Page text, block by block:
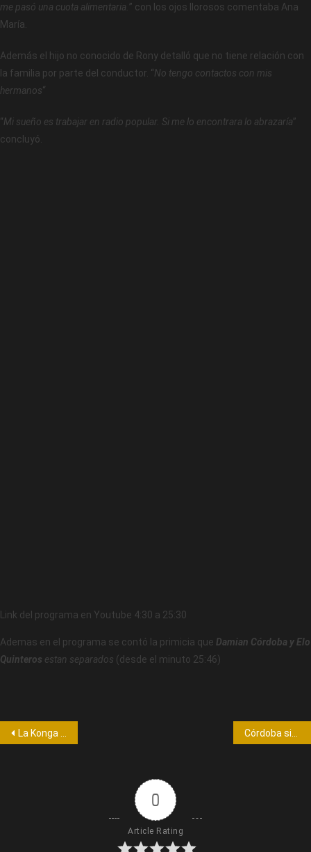
me pasó una cuota alimentaria. ” con los ojos llorosos comentaba Ana
María.
Además el hijo no conocido de Rony detalló que no tiene relación con
la familia por parte del conductor. “No tengo contactos con mis
hermanos“
“Mi sueño es trabajar en radio popular. Si me lo encontrara lo abrazaría”
concluyó.
Link del programa en Youtube 4:30 a 25:30
Ademas en el programa se contó la primicia que Damian Córdoba y Elo
Quinteros estan separados (desde el minuto 25:46)
La Konga y Lucas Sugo juntos para un nuevo tema
0
Article Rating